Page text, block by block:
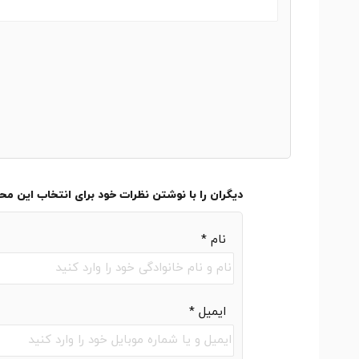
دیگران را با نوشتن نظرات خود برای انتخاب این
نام*
ایمیل*